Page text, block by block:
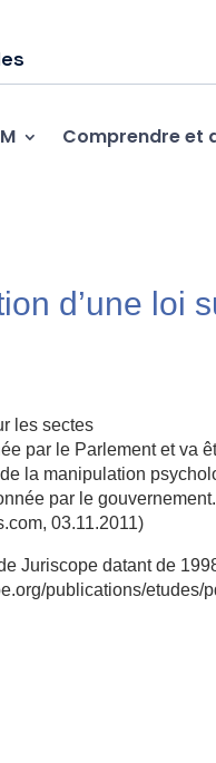
Comprendre et
d’une loi
les sectes
par le Parlement et va
la manipulation
par le gouvernement.
03.11.2011)
Juriscope datant de
publications/etudes/